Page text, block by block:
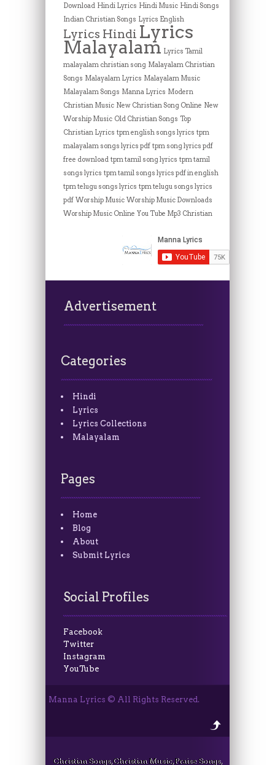
Download Hindi Lyrics Hindi Music Hindi Songs
Indian Christian Songs Lyrics English
Lyrics Hindi Lyrics
Malayalam Lyrics Tamil
malayalam christian song Malayalam Christian
Songs Malayalam Lyrics Malayalam Music
Malayalam Songs Manna Lyrics Modern
Christian Music New Christian Song Online New
Worship Music Old Christian Songs Top
Christian Lyrics tpm english songs lyrics tpm
malayalam songs lyrics pdf tpm song lyrics pdf
free download tpm tamil song lyrics tpm tamil
songs lyrics tpm tamil songs lyrics pdf in english
tpm telugu songs lyrics tpm telugu songs lyrics
pdf Worship Music Worship Music Downloads
Worship Music Online You Tube Mp3 Christian
Advertisement
Categories
Hindi
Lyrics
Lyrics Collections
Malayalam
Pages
Home
Blog
About
Submit Lyrics
Social Profiles
Facebook
Twitter
Instagram
YouTube
Manna Lyrics © All Rights Reserved.
Christian Songs, Christian Music, Praise Songs,